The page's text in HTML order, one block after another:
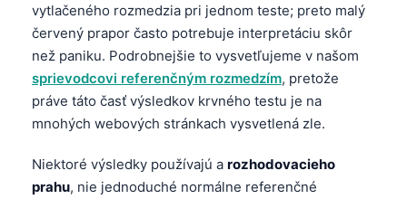
vytlačeného rozmedzia pri jednom teste; preto malý
červený prapor často potrebuje interpretáciu skôr
než paniku. Podrobnejšie to vysvetľujeme v našom
sprievodcovi referenčným rozmedzím, pretože
práve táto časť výsledkov krvného testu je na
mnohých webových stránkach vysvetlená zle.
Niektoré výsledky používajú a rozhodovacieho
prahu, nie jednoduché normálne referenčné